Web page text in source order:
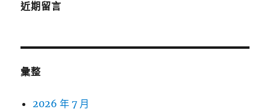
近期留言
彙整
2026 年 7 月